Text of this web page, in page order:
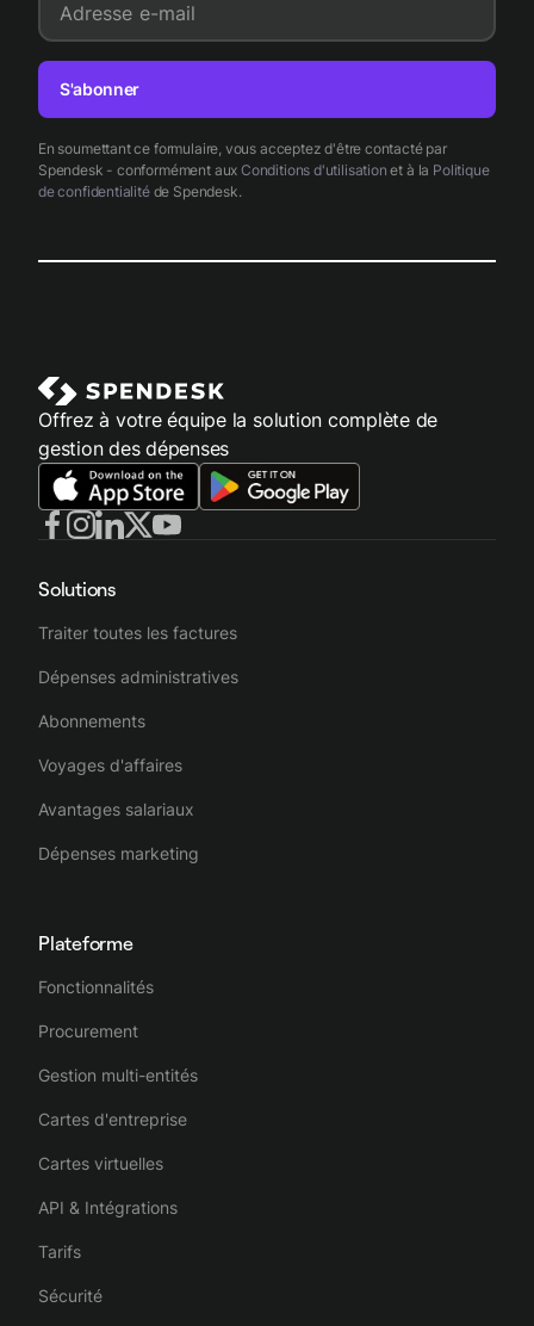
Adresse e-mail
En soumettant ce formulaire, vous acceptez d'être contacté par
Spendesk - conformément aux Conditions d'utilisation et à la Politique
de confidentialitéde Spendesk.
S'abonner
Offrez à votre équipe la solution complète de
gestion des dépenses
Solutions
Traiter toutes les factures
Dépenses administratives
Abonnements
Voyages d'affaires
Avantages salariaux
Dépenses marketing
Plateforme
Fonctionnalités
Procurement
Gestion multi-entités
Cartes d'entreprise
Cartes virtuelles
API & Intégrations
Tarifs
Sécurité